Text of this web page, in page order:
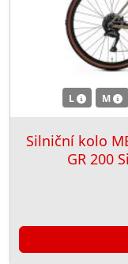
L M
Silniční kolo
GR 200